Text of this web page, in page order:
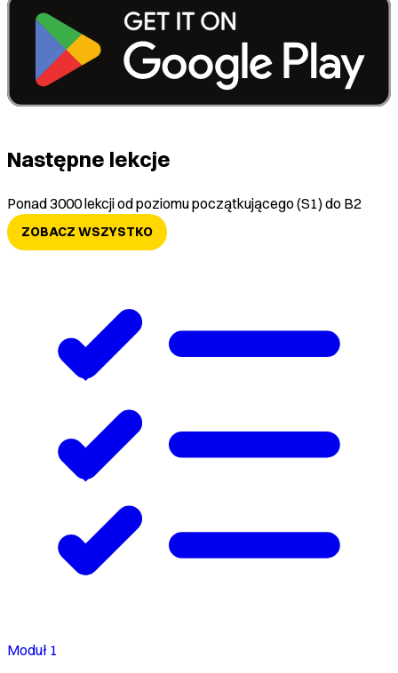
Następne lekcje
Ponad 3000 lekcji od poziomu początkującego (S1) do B2
ZOBACZ WSZYSTKO
Moduł 1